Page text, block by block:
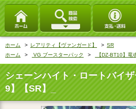
ホーム > レアリティ【ヴァンガード】 > SR
ホーム
> VG ブースターパック > 【DZ-BT10】竜
シェーンハイト・ロートバイ
9】【SR】_